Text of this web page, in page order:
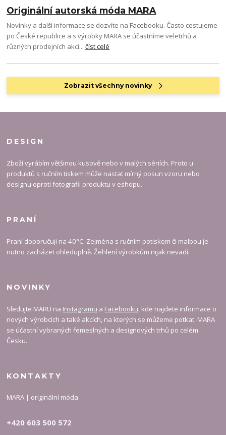
Originální autorská móda MARA
Novinky a další informace se dozvíte na Facebooku. Často cestujeme
po České republice a s výrobky MARA se účastníme veletrhů a
různých prodejních akcí...číst celé
Zobrazit všechny novinky
DESIGN
Zboží vyrábím většinou kusově nebo v malých sériích. Proto u
produktů s ručním tiskem může nastat mírný posun vzoru nebo
designu oproti fotografii produktu v eshopu.
PRANÍ
Praní doporučuji na 40°C. Zejména s ručním potiskem či malbou je
nutno zacházet ohleduplně. Žehlení výrobkům nijak nevadí.
NOVINKY
Sledujte MARU na Instagramu a Facebooku , kde najdete informace o
nových výrobcích a také akcích, na kterých se můžeme potkat. MARA
se účastní vybraných řemeslných a designových trhů po celém
Česku.
KONTAKTY
MARA | originální móda
+420 603 500 572